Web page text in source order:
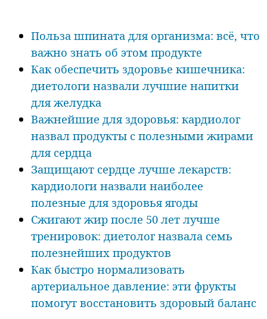
Польза шпината для организма: всё, что
важно знать об этом продукте
Как обеспечить здоровье кишечника:
диетологи назвали лучшие напитки
для желудка
Важнейшие для здоровья: кардиолог
назвал продукты с полезными жирами
для сердца
Защищают сердце лучше лекарств:
кардиологи назвали наиболее
полезные для здоровья ягоды
Сжигают жир после 50 лет лучше
тренировок: диетолог назвала семь
полезнейших продуктов
Как быстро нормализовать
артериальное давление: эти фрукты
помогут восстановить здоровый баланс